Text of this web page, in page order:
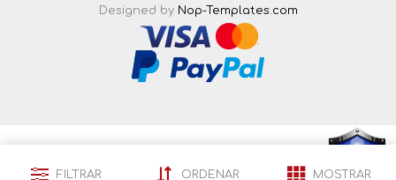
Designed by Nop-Templates.com
FILTRAR ORDENAR MOSTRAR